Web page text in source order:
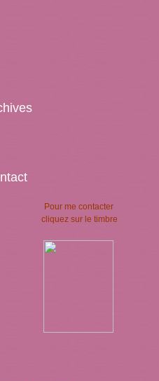
Pour me contacter
cliquez sur le timbre